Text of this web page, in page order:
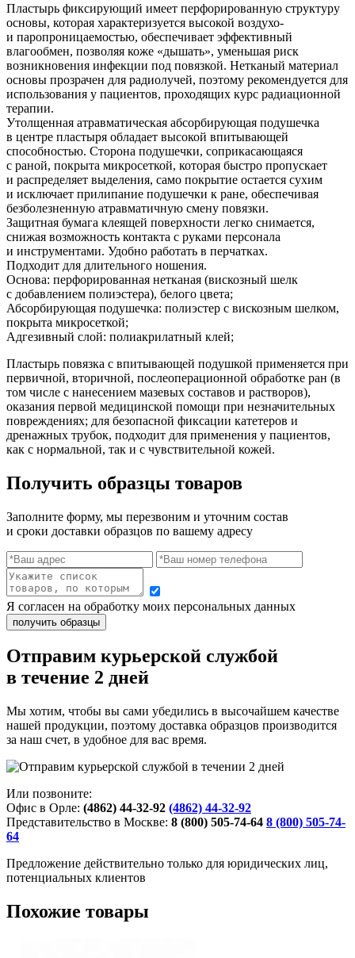
Пластырь фиксирующий имеет перфорированную структуру
основы, которая характеризуется высокой воздухо-
и паропроницаемостью, обеспечивает эффективный
влагообмен, позволяя коже «дышать», уменьшая риск
возникновения инфекции под повязкой. Нетканый материал
основы прозрачен для радиолучей, поэтому рекомендуется для
использования у пациентов, проходящих курс радиационной
терапии.
Утолщенная атравматическая абсорбирующая подушечка
в центре пластыря обладает высокой впитывающей
способностью. Сторона подушечки, соприкасающаяся
с раной, покрыта микросеткой, которая быстро пропускает
и распределяет выделения, само покрытие остается сухим
и исключает прилипание подушечки к ране, обеспечивая
безболезненную атравматичную смену повязки.
Защитная бумага клеящей поверхности легко снимается,
снижая возможность контакта с руками персонала
и инструментами. Удобно работать в перчатках.
Подходит для длительного ношения.
Основа: перфорированная нетканая (вискозный шелк
с добавлением полиэстера), белого цвета;
Абсорбирующая подушечка: полиэстер с вискозным шелком,
покрыта микросеткой;
Адгезивный слой: полиакрилатный клей;
Пластырь повязка с впитывающей подушкой применяется при
первичной, вторичной, послеоперационной обработке ран (в
том числе с нанесением мазевых составов и растворов),
оказания первой медицинской помощи при незначительных
повреждениях; для безопасной фиксации катетеров и
дренажных трубок, подходит для применения у пациентов,
как с нормальной, так и с чувствительной кожей.
Получить образцы товаров
Заполните форму, мы перезвоним и уточним состав
и сроки доставки образцов по вашему адресу
Я согласен на обработку моих персональных данных
Отправим курьерской службой
в течение 2 дней
Мы хотим, чтобы вы сами убедились в высочайшем качестве
нашей продукции, поэтому доставка образцов производится
за наш счет, в удобное для вас время.
Или позвоните:
Офис в Орле: (4862) 44-32-92 (4862) 44-32-92
Представительство в Москве: 8 (800) 505-74-64 8 (800) 505-74-
64
Предложение действительно только для юридических лиц,
потенциальных клиентов
Похожие товары